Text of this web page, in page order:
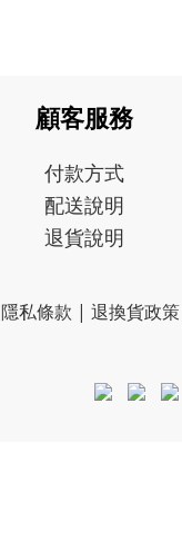
顧客服務
付款方式
配送說明
退貨說明
隱私條款 | 退換貨政策